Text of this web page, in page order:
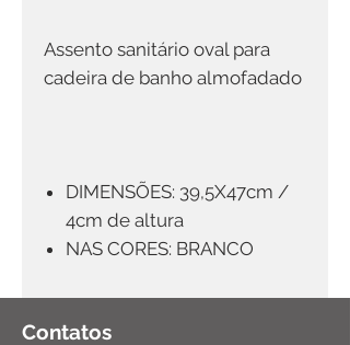
Assento sanitário oval para
cadeira de banho almofadado
DIMENSÕES: 39,5X47cm /
4cm de altura
NAS CORES: BRANCO
Contatos